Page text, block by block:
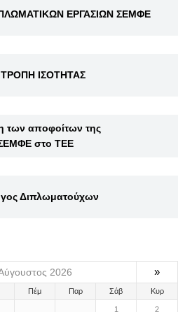
ΕΡΓΑΣΙΩΝ ΣΕΜΦΕ
ΙΣΟΤΗΤΑΣ
των αποφοίτων της
στο ΤΕΕ
Διπλωματούχων
2026 »
Πέμ Παρ Σάβ Κυρ
1 2